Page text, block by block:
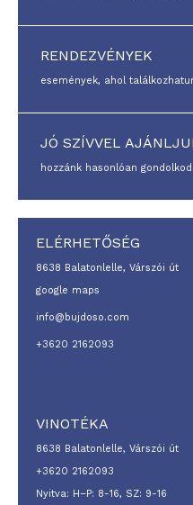
RENDEZVÉNYEK
események, ahol
JÓ SZÍVVEL
hozzánk hasonlóan
ELÉRHETŐSÉG
8638 Balatonlelle, Várszói út
google maps
info@bujdoso.com
+3620 2162093
VINOTÉKA
8638 Balatonlelle, Várszói út
+3620 2162093
Nyitva: H–P: 8-16, SZ: 9-16